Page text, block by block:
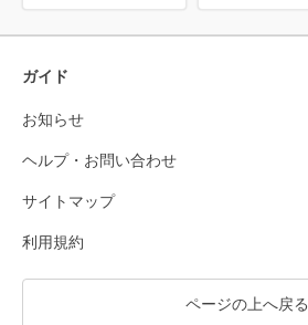
ガイド
お知らせ
ヘルプ・お問い合わせ
サイトマップ
利用規約
ページの上へ戻る